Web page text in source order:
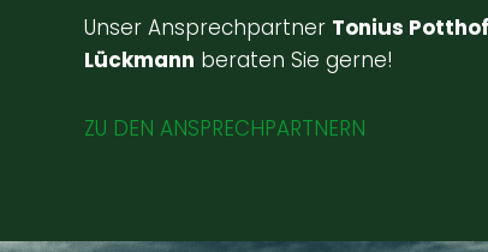
Unser Ansprechpartner Tonius
Lückmann beraten Sie gerne!
ZU DEN ANSPRECHPARTNERN